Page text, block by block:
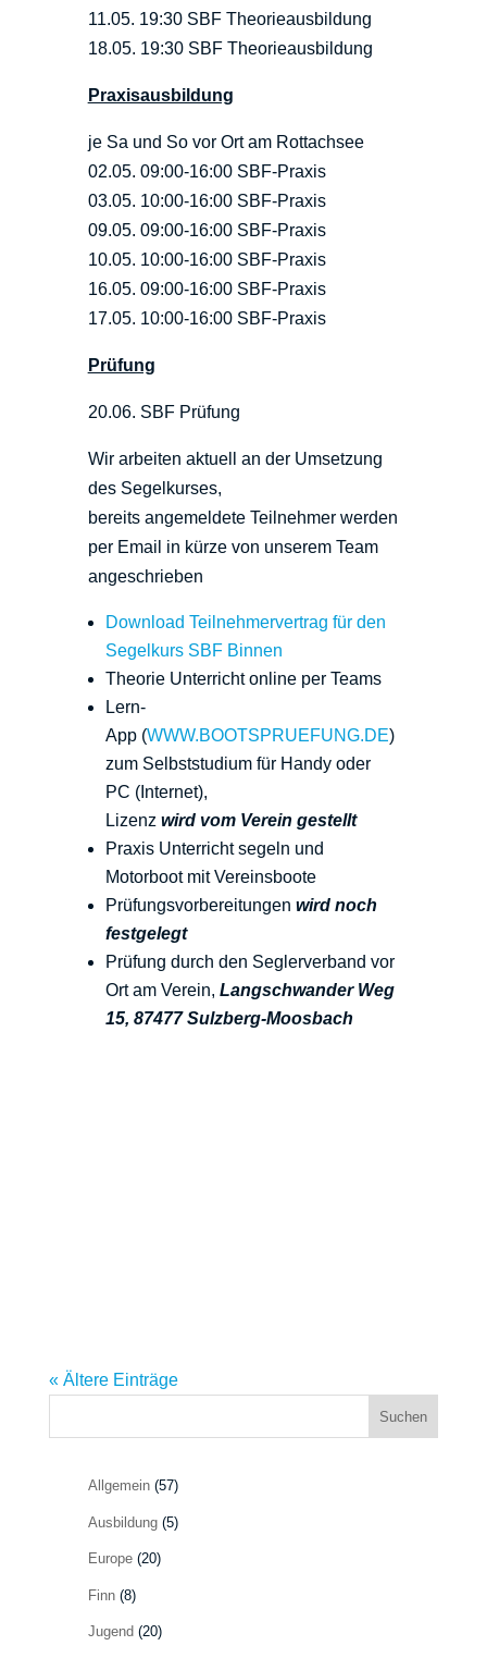
11.05. 19:30 SBF Theorieausbildung
18.05. 19:30 SBF Theorieausbildung
Praxisausbildung
je Sa und So vor Ort am Rottachsee
02.05. 09:00-16:00 SBF-Praxis
03.05. 10:00-16:00 SBF-Praxis
09.05. 09:00-16:00 SBF-Praxis
10.05. 10:00-16:00 SBF-Praxis
16.05. 09:00-16:00 SBF-Praxis
17.05. 10:00-16:00 SBF-Praxis
Prüfung
20.06. SBF Prüfung
Wir arbeiten aktuell an der Umsetzung
des Segelkurses,
bereits angemeldete Teilnehmer werden
per Email in kürze von unserem Team
angeschrieben
Download Teilnehmervertrag für den
Segelkurs SBF Binnen
Theorie Unterricht online per Teams
Lern-
App (WWW.BOOTSPRUEFUNG.DE)
zum Selbststudium für Handy oder
PC (Internet),
Lizenz wird vom Verein gestellt
Praxis Unterricht segeln und
Motorboot mit Vereinsboote
Prüfungsvorbereitungen wird noch
festgelegt
Prüfung durch den Seglerverband vor
Ort am Verein, Langschwander Weg
15, 87477 Sulzberg-Moosbach
« Ältere Einträge
Suchen
Allgemein(57)
Ausbildung(5)
Europe(20)
Finn(8)
Jugend (20)